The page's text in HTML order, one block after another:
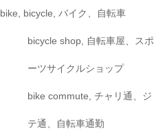
bike, bicycle, バイク、自転車
bicycle shop, 自転車屋、スポ
ーツサイクルショップ
bike commute, チャリ通、ジ
テ通、自転車通勤